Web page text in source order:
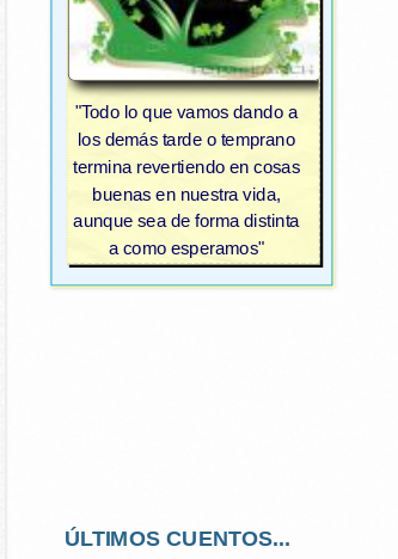
"Todo lo que vamos dando a
los demás tarde o temprano
termina revertiendo en cosas
buenas en nuestra vida,
aunque sea de forma distinta
a como esperamos"
ÚLTIMOS CUENTOS...